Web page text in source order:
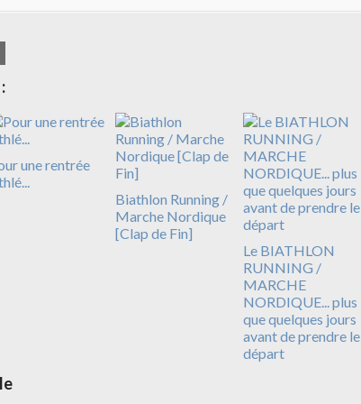
une rentrée
Biathlon Running /
Marche Nordique
[Clap de Fin]
Le BIATHLON
RUNNING /
MARCHE
NORDIQUE... plus
que quelques jours
avant de prendre le
départ